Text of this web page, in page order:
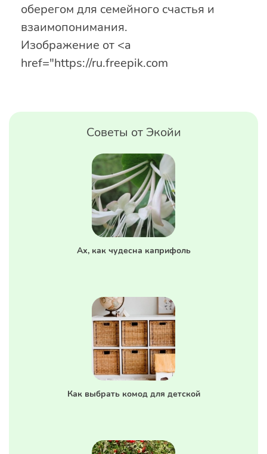
оберегом для семейного счастья и
взаимопонимания.
Изображение от <a
href="https://ru.freepik.com
Советы от Экойи
Ах, как чудесна каприфоль
Как выбрать комод для детской